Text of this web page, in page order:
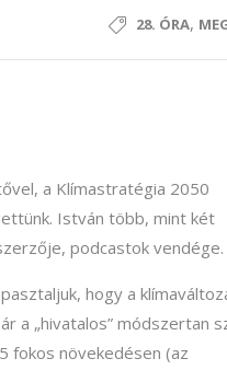
28. ÓRA,
a Klímastratégia 2050
István több, mint két
podcastok vendége.
hogy a
a „hivatalos” módszertan
fokos növekedésen (az